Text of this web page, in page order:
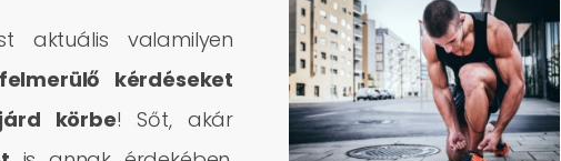
aktuális valamilyen
kérdéseket
körbe! Sőt, akár